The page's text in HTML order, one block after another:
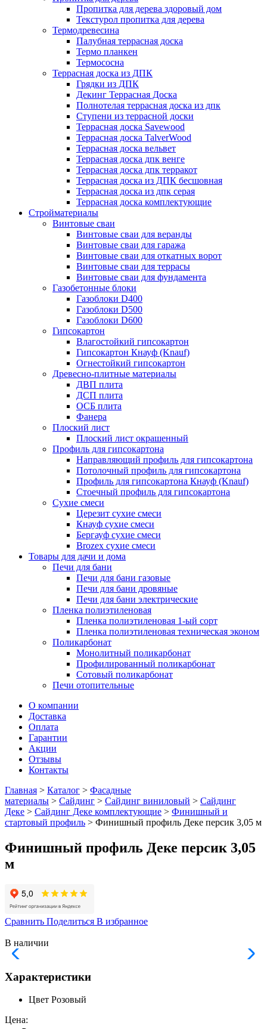
Пропитка для дерева здоровый дом
Текстурол пропитка для дерева
Термодревесина
Палубная террасная доска
Термо планкен
Термососна
Террасная доска из ДПК
Грядки из ДПК
Декинг Террасная Доска
Полнотелая террасная доска из дпк
Ступени из террасной доски
Террасная доска Savewood
Террасная доска TalverWood
Террасная доска вельвет
Террасная доска дпк венге
Террасная доска дпк терракот
Террасная доска из ДПК бесшовная
Террасная доска из дпк серая
Террасная доска комплектующие
Стройматериалы
Винтовые сваи
Винтовые сваи для веранды
Винтовые сваи для гаража
Винтовые сваи для откатных ворот
Винтовые сваи для террасы
Винтовые сваи для фундамента
Газобетонные блоки
Газоблоки D400
Газоблоки D500
Газоблоки D600
Гипсокартон
Влагостойкий гипсокартон
Гипсокартон Кнауф (Knauf)
Огнестойкий гипсокартон
Древесно-плитные материалы
ДВП плита
ДСП плита
ОСБ плита
Фанера
Плоский лист
Плоский лист окрашенный
Профиль для гипсокартона
Направляющий профиль для гипсокартона
Потолочный профиль для гипсокартона
Профиль для гипсокартона Кнауф (Knauf)
Стоечный профиль для гипсокартона
Сухие смеси
Церезит сухие смеси
Кнауф сухие смеси
Бергауф сухие смеси
Brozex сухие смеси
Товары для дачи и дома
Печи для бани
Печи для бани газовые
Печи для бани дровяные
Печи для бани электрические
Пленка полиэтиленовая
Пленка полиэтиленовая 1-ый сорт
Пленка полиэтиленовая техническая эконом
Поликарбонат
Монолитный поликарбонат
Профилированный поликарбонат
Сотовый поликарбонат
Печи отопительные
О компании
Доставка
Оплата
Гарантии
Акции
Отзывы
Контакты
Главная > Каталог > Фасадные
материалы > Сайдинг > Сайдинг виниловый > Сайдинг
Деке > Сайдинг Деке комплектующие > Финишный и
стартовый профиль > Финишный профиль Деке персик 3,05 м
Финишный профиль Деке персик 3,05
м
Сравнить Поделиться В избранное
В наличии
Характеристики
Цвет Розовый
Цена: